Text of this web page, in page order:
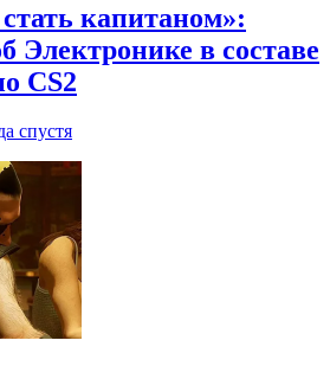
капитаном»:
в составе
CS2
спустя